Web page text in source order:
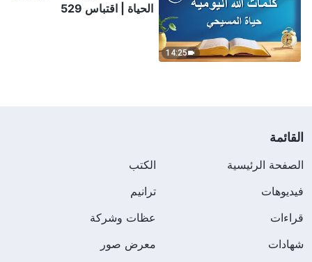
14:25
الحياة | اقتباس 529
القائمة
الصفحة الرئيسية
الكتب
فيديوهات
ترانيم
قراءات
عظات وشركة
شهادات
معرض صور